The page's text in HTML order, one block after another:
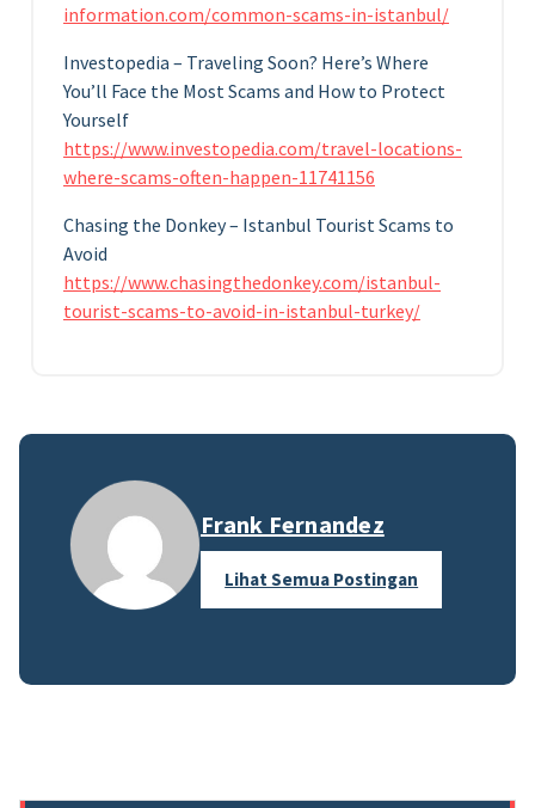
information.com/common-scams-in-istanbul/
Investopedia – Traveling Soon? Here’s Where
You’ll Face the Most Scams and How to Protect
Yourself
https://www.investopedia.com/travel-locations-
where-scams-often-happen-11741156
Chasing the Donkey – Istanbul Tourist Scams to
Avoid
https://www.chasingthedonkey.com/istanbul-
tourist-scams-to-avoid-in-istanbul-turkey/
Frank Fernandez
Lihat Semua Postingan